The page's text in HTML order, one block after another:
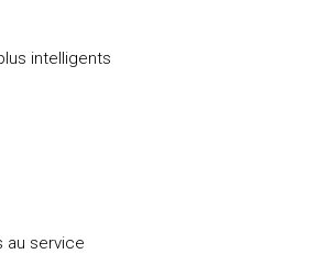
intelligents
au service